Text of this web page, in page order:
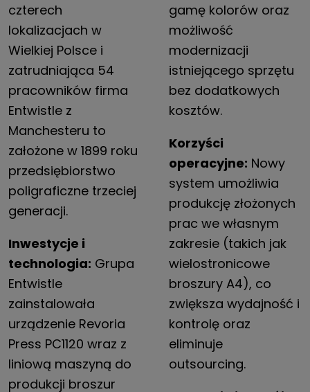
czterech
lokalizacjach w
Wielkiej Polsce i
zatrudniająca 54
pracowników firma
Entwistle z
Manchesteru to
założone w 1899 roku
przedsiębiorstwo
poligraficzne trzeciej
generacji.
Inwestycje i
technologia: Grupa
Entwistle
zainstalowała
urządzenie Revoria
Press PC1120 wraz z
liniową maszyną do
produkcji broszur
gamę kolorów oraz
możliwość
modernizacji
istniejącego sprzętu
bez dodatkowych
kosztów.
Korzyści
operacyjne: Nowy
system umożliwia
produkcję złożonych
prac we własnym
zakresie (takich jak
wielostronicowe
broszury A4), co
zwiększa wydajność i
kontrolę oraz
eliminuje
outsourcing.